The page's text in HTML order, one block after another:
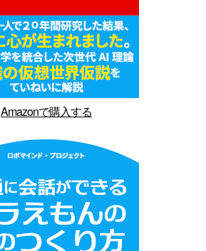
Amazonで購入する